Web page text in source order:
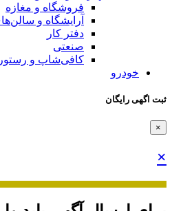
فروشگاه و مغازه
آرایشگاه و
دفتر کار
صنعتی
کافی‌شاپ و
خودرو
ثبت اگهی رایگان
×
×